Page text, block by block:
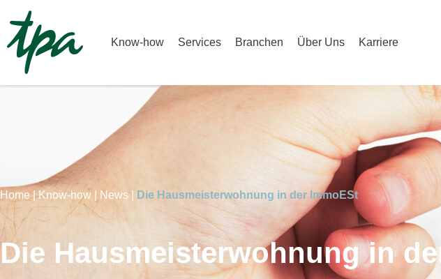
Know-how Services Branchen Über Uns Karriere
Home |Know-how | News | Die Hausmeisterwohnung in der ImmoESt
Die Hausmeisterwohnung in